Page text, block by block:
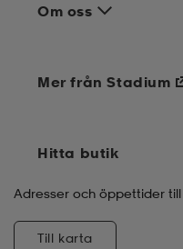
Om oss
Mer från Stadium
Hitta butik
Adresser och öppettider
Till karta